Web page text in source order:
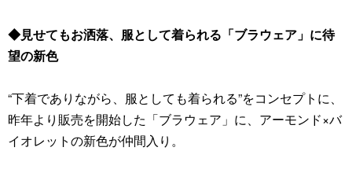
◆見せてもお洒落、服として着られる「ブラウェア」に待
望の新色
“下着でありながら、服としても着られる”をコンセプトに、
昨年より販売を開始した「ブラウェア」に、アーモンド×バ
イオレットの新色が仲間入り。